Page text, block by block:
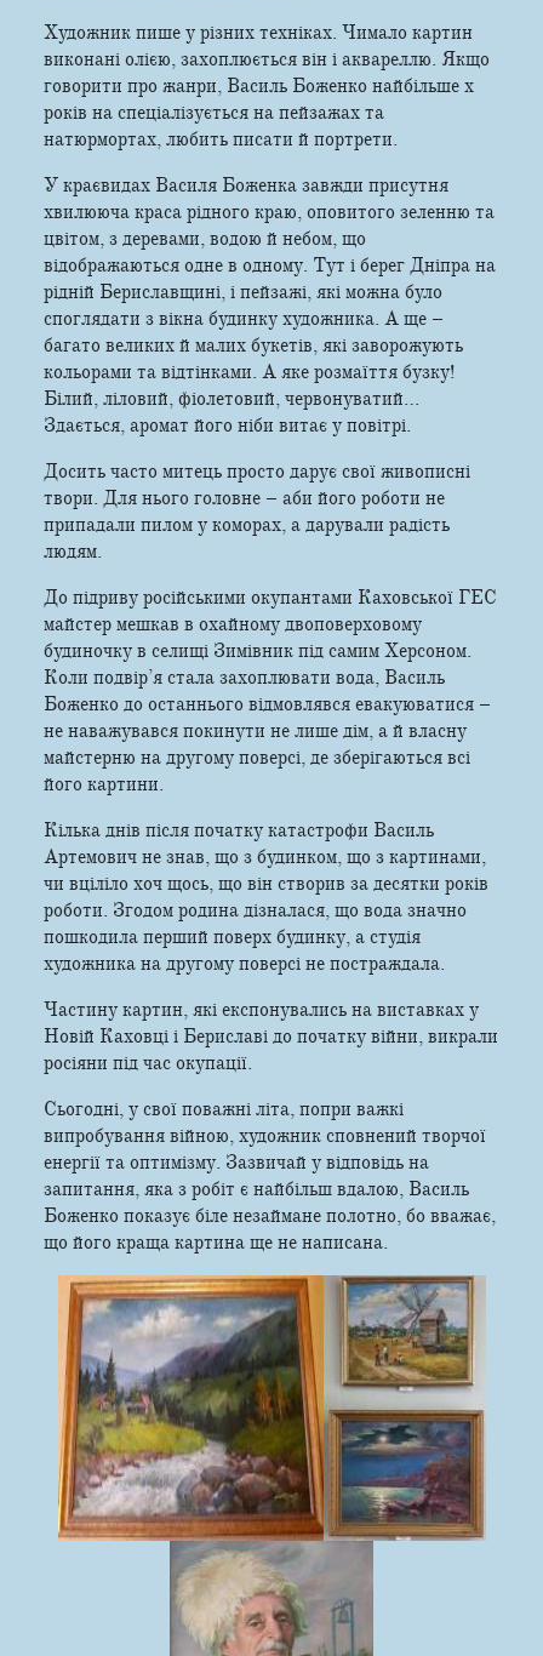
Художник пише у різних техніках. Чимало картин
виконані олією, захоплюється він і аквареллю. Якщо
говорити про жанри, Василь Боженко найбільше х
років на спеціалізується на пейзажах та
натюрмортах, любить писати й портрети.
У краєвидах Василя Боженка завжди присутня
хвилююча краса рідного краю, оповитого зеленню та
цвітом, з деревами, водою й небом, що
відображаються одне в одному. Тут і берег Дніпра на
рідній Бериславщині, і пейзажі, які можна було
споглядати з вікна будинку художника. А ще –
багато великих й малих букетів, які заворожують
кольорами та відтінками. А яке розмаїття бузку!
Білий, ліловий, фіолетовий, червонуватий…
Здається, аромат його ніби витає у повітрі.
Досить часто митець просто дарує свої живописні
твори. Для нього головне – аби його роботи не
припадали пилом у коморах, а дарували радість
людям.
До підриву російськими окупантами Каховської ГЕС
майстер мешкав в охайному двоповерховому
будиночку в селищі Зимівник під самим Херсоном.
Коли подвір’я стала захоплювати вода, Василь
Боженко до останнього відмовлявся евакуюватися –
не наважувався покинути не лише дім, а й власну
майстерню на другому поверсі, де зберігаються всі
його картини.
Кілька днів після початку катастрофи Василь
Артемович не знав, що з будинком, що з картинами,
чи вціліло хоч щось, що він створив за десятки років
роботи. Згодом родина дізналася, що вода значно
пошкодила перший поверх будинку, а студія
художника на другому поверсі не постраждала.
Частину картин, які експонувались на виставках у
Новій Каховці і Бериславі до початку війни, викрали
росіяни під час окупації.
Сьогодні, у свої поважні літа, попри важкі
випробування війною, художник сповнений творчої
енергії та оптимізму. Зазвичай у відповідь на
запитання, яка з робіт є найбільш вдалою, Василь
Боженко показує біле незаймане полотно, бо вважає,
що його краща картина ще не написана.